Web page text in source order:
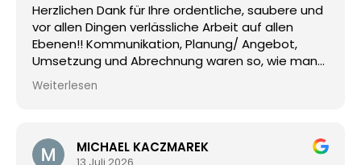
Herzlichen Dank für Ihre ordentliche, saubere und
vor allen Dingen verlässliche Arbeit auf allen
Ebenen!! Kommunikation, Planung/ Angebot,
Umsetzung und Abrechnung waren so, wie man
es sich als Auftraggeber wünscht und als
Privatkunde auch darauf vertraut - reibungslos,
Wir haben die BSD aus einer wirklich sehr
Weiterlesen
MICHAEL KACZMAREK